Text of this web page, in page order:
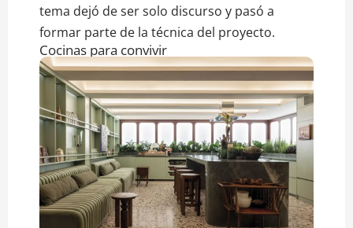
tema dejó de ser solo discurso y pasó a
formar parte de la técnica del proyecto.
Cocinas para convivir